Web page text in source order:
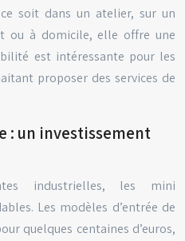
soit dans un atelier, sur un
ou à domicile, elle offre une
est intéressante pour les
proposer des services de
: un investissement
industrielles, les mini
Les modèles d’entrée de
quelques centaines d’euros,